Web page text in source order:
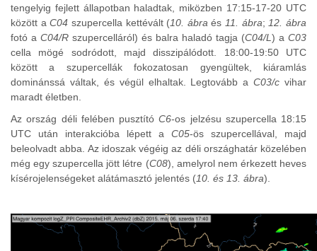
tengelyig fejlett állapotban haladtak, miközben 17:15-17-20 UTC
között aC04 szupercella kettévált (10. ábra és 11. ábra; 12. ábra
fotó a C04/R szupercelláról) és balra haladó tagja (C04/L ) a C03
cella mögé sodródott, majd disszipálódott. 18:00-19:50 UTC
között a szupercellák fokozatosan gyengültek, kiáramlás
dominánssá váltak, és végül elhaltak. Legtovább aC03/c vihar
maradt életben.
Az ország déli felében pusztítóC6-os jelzésu szupercella 18:15
UTC után interakcióba lépett a C05-ös szupercellával, majd
beleolvadt abba. Az idoszak végéig az déli országhatár közelében
még egy szupercella jött létre (C08), amelyrol nem érkezett heves
kísérojelenségeket alátámasztó jelentés (10. és 13. ábra).